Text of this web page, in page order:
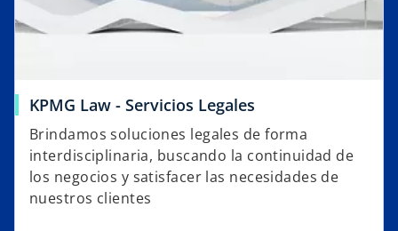
KPMG Law - Servicios Legales
Brindamos soluciones legales de forma
interdisciplinaria, buscando la continuidad de
los negocios y satisfacer las necesidades de
nuestros clientes